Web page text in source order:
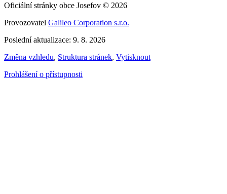
Oficiální stránky obce Josefov © 2026
Provozovatel Galileo Corporation s.r.o.
Poslední aktualizace: 9. 8. 2026
Změna vzhledu, Struktura stránek, Vytisknout
Prohlášení o přístupnosti